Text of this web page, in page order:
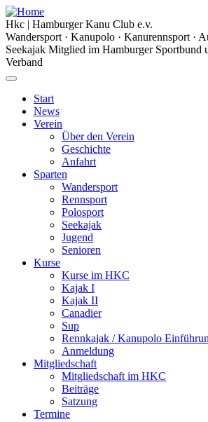
Hkc | Hamburger Kanu Club e.v.
Wandersport · Kanupolo · Kanurennsport ·
Seekajak Mitglied im Hamburger Sportbund
Verband
Start
News
Verein
Über den Verein
Geschichte
Anfahrt
Sparten
Wandersport
Rennsport
Polosport
Seekajak
Jugend
Senioren
Kurse
Kurse im HKC
Kajak I
Kajak II
Canadier
Sup
Rennkajak / Kanupolo
Anmeldung
Mitgliedschaft
Mitgliedschaft im HKC
Beiträge
Satzung
Termine